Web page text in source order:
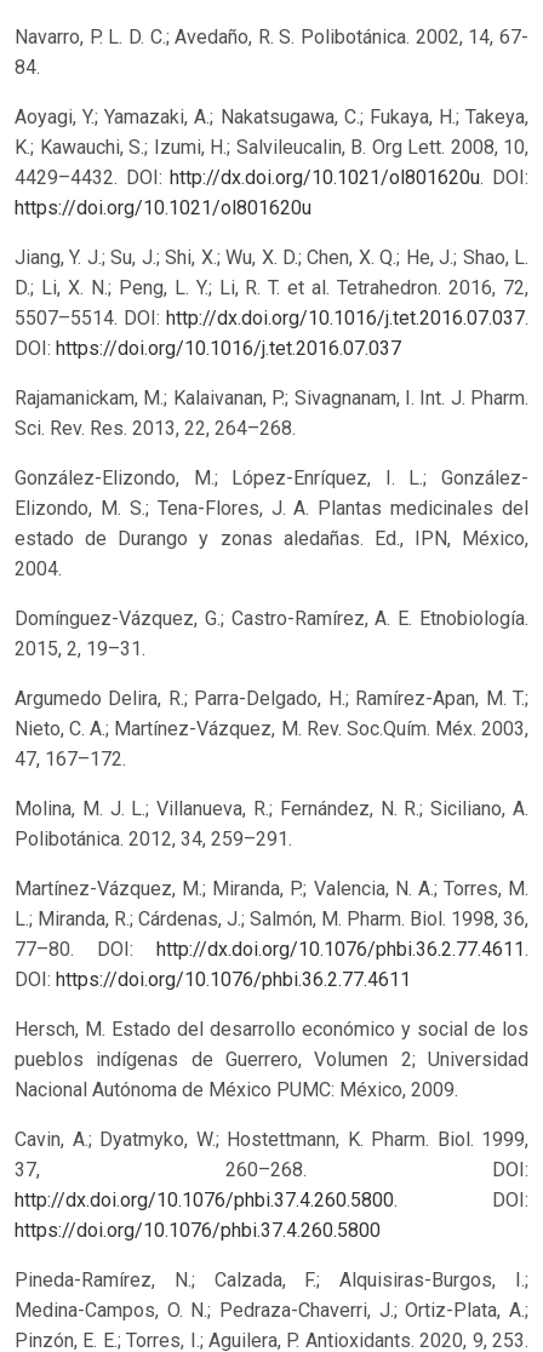
Navarro, P. L. D. C.; Avedaño, R. S. Polibotánica. 2002, 14, 67-
84.
Aoyagi, Y.; Yamazaki, A.; Nakatsugawa, C.; Fukaya, H.; Takeya,
K.; Kawauchi, S.; Izumi, H.; Salvileucalin, B. Org Lett. 2008, 10,
4429–4432. DOI:http://dx.doi.org/10.1021/ol801620u. DOI:
https://doi.org/10.1021/ol801620u
Jiang, Y. J.; Su, J.; Shi, X.; Wu, X. D.; Chen, X. Q.; He, J.; Shao, L.
D.; Li, X. N.; Peng, L. Y.; Li, R. T. et al. Tetrahedron. 2016, 72,
5507–5514. DOI: http://dx.doi.org/10.1016/j.tet.2016.07.037.
DOI: https://doi.org/10.1016/j.tet.2016.07.037
Rajamanickam, M.; Kalaivanan, P.; Sivagnanam, I. Int. J. Pharm.
Sci. Rev. Res. 2013, 22, 264–268.
González-Elizondo, M.; López-Enríquez, I. L.; González-
Elizondo, M. S.; Tena-Flores, J. A. Plantas medicinales del
estado de Durango y zonas aledañas. Ed., IPN, México,
2004.
Domínguez-Vázquez, G.; Castro-Ramírez, A. E. Etnobiología.
2015, 2, 19–31.
Argumedo Delira, R.; Parra-Delgado, H.; Ramírez-Apan, M. T.;
Nieto, C. A.; Martínez-Vázquez, M. Rev. Soc.Quím. Méx. 2003,
47, 167–172.
Molina, M. J. L.; Villanueva, R.; Fernández, N. R.; Siciliano, A.
Polibotánica. 2012, 34, 259–291.
Martínez-Vázquez, M.; Miranda, P.; Valencia, N. A.; Torres, M.
L.; Miranda, R.; Cárdenas, J.; Salmón, M. Pharm. Biol. 1998, 36,
77–80. DOI: http://dx.doi.org/10.1076/phbi.36.2.77.4611.
DOI: https://doi.org/10.1076/phbi.36.2.77.4611
Hersch, M. Estado del desarrollo económico y social de los
pueblos indígenas de Guerrero, Volumen 2; Universidad
Nacional Autónoma de México PUMC: México, 2009.
Cavin, A.; Dyatmyko, W.; Hostettmann, K. Pharm. Biol. 1999,
37, 260–268. DOI:
http://dx.doi.org/10.1076/phbi.37.4.260.5800. DOI:
https://doi.org/10.1076/phbi.37.4.260.5800
Pineda-Ramírez, N.; Calzada, F.; Alquisiras-Burgos, I.;
Medina-Campos, O. N.; Pedraza-Chaverri, J.; Ortiz-Plata, A.;
Pinzón, E. E.; Torres, I.; Aguilera, P. Antioxidants. 2020, 9, 253.